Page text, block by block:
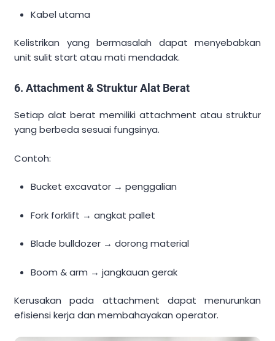
Kabel utama
Kelistrikan yang bermasalah dapat menyebabkan
unit sulit start atau mati mendadak.
6. Attachment & Struktur Alat Berat
Setiap alat berat memiliki attachment atau struktur
yang berbeda sesuai fungsinya.
Contoh:
Bucket excavator → penggalian
Fork forklift → angkat pallet
Blade bulldozer → dorong material
Boom & arm → jangkauan gerak
Kerusakan pada attachment dapat menurunkan
efisiensi kerja dan membahayakan operator.